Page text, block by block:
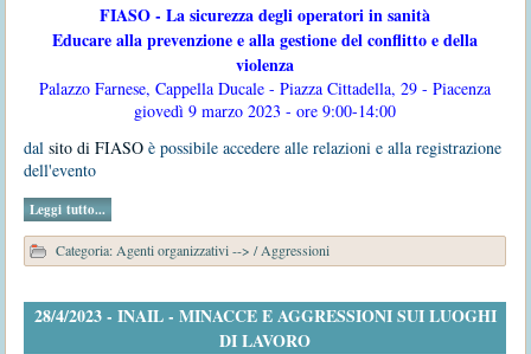
FIASO - La sicurezza degli operatori in sanità
Educare alla prevenzione e alla gestione del conflitto e della
violenza
Palazzo Farnese, Cappella Ducale - Piazza Cittadella, 29 -Piacenza
giovedì 9 marzo 2023 - ore 9:00-14:00
dalsito di FIASO è possibile accedere alle relazioni e alla registrazione
dell'evento
Leggi tutto...
Categoria: Agenti organizzativi --> /Aggressioni
28/4/2023 - INAIL - MINACCE E AGGRESSIONI SUI LUOGHI
DI LAVORO